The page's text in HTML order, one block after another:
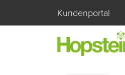
Kundenportal